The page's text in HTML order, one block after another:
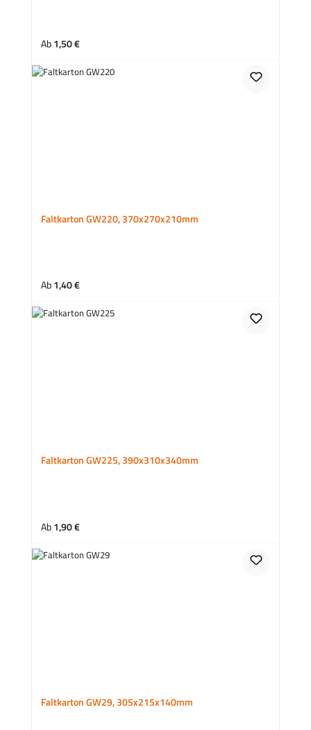
Regulärer Preis:
Ab1,50 €
Faltkarton GW220, 370x270x210mm
Regulärer Preis:
Ab1,40 €
Faltkarton GW225, 390x310x340mm
Regulärer Preis:
Ab1,90 €
Faltkarton GW29, 305x215x140mm